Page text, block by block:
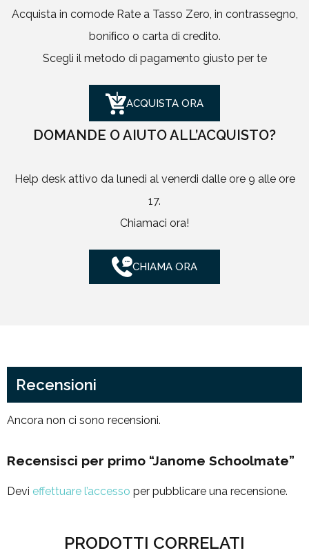
Acquista in comode Rate a Tasso Zero, in contrassegno,
boniﬁco o carta di credito.
Scegli il metodo di pagamento giusto per te
ACQUISTA ORA
DOMANDE O AIUTO ALL’ACQUISTO?
Help desk attivo da lunedi al venerdi dalle ore 9 alle ore
17.
Chiamaci ora!
CHIAMA ORA
Recensioni
Ancora non ci sono recensioni.
Recensisci per primo “Janome Schoolmate”
Devi effettuare l’accesso per pubblicare una recensione.
PRODOTTI CORRELATI